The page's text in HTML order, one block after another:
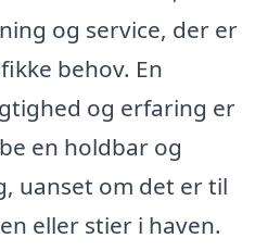
og service, der er
behov. En
og erfaring er
en holdbar og
uanset om det er til
eller stier i haven.